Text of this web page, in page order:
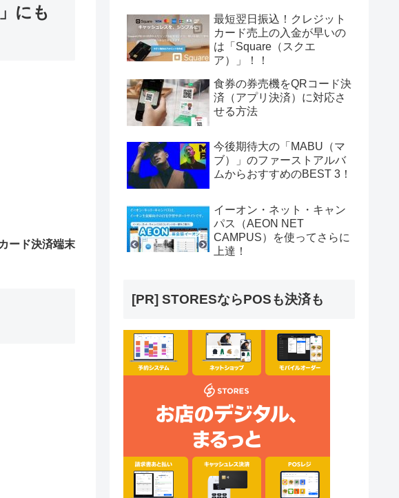
にも
カード決済端末
最短翌日振込！クレジット
カード売上の入金が早いの
は「Square（スクエ
ア）」！！
食券の券売機をQRコード決
済（アプリ決済）に対応さ
せる方法
今後期待大の「MABU（マ
ブ）」のファーストアルバ
ムからおすすめのBEST 3！
イーオン・ネット・キャン
パス（AEON NET
CAMPUS）を使ってさらに
上達！
[PR] STORESならPOSも決済も